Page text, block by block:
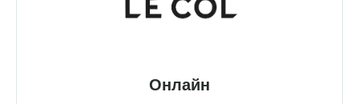
Онлайн